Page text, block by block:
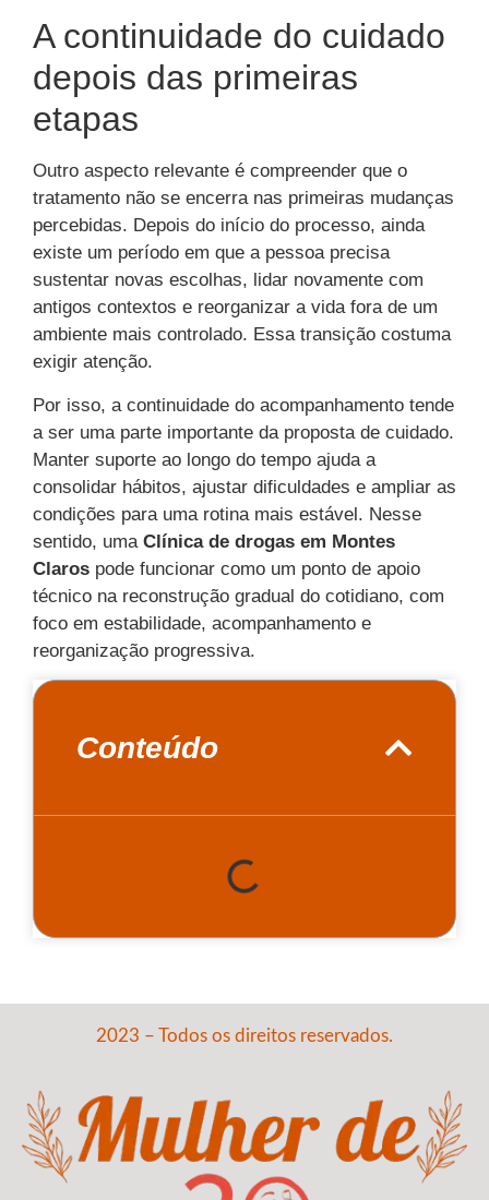
A continuidade do cuidado
depois das primeiras
etapas
Outro aspecto relevante é compreender que o
tratamento não se encerra nas primeiras mudanças
percebidas. Depois do início do processo, ainda
existe um período em que a pessoa precisa
sustentar novas escolhas, lidar novamente com
antigos contextos e reorganizar a vida fora de um
ambiente mais controlado. Essa transição costuma
exigir atenção.
Por isso, a continuidade do acompanhamento tende
a ser uma parte importante da proposta de cuidado.
Manter suporte ao longo do tempo ajuda a
consolidar hábitos, ajustar dificuldades e ampliar as
condições para uma rotina mais estável. Nesse
sentido, uma Clínica de drogas em Montes
Claros pode funcionar como um ponto de apoio
técnico na reconstrução gradual do cotidiano, com
foco em estabilidade, acompanhamento e
reorganização progressiva.
Conteúdo
2023 – Todos os direitos reservados.